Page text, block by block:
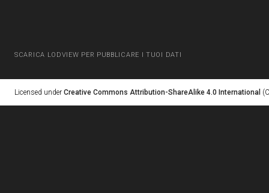
SCARICA LODVIEW PER PUBBLICARE I TUOI DATI
Licensed under Creative Commons Attribution-ShareAlike 4.0 International